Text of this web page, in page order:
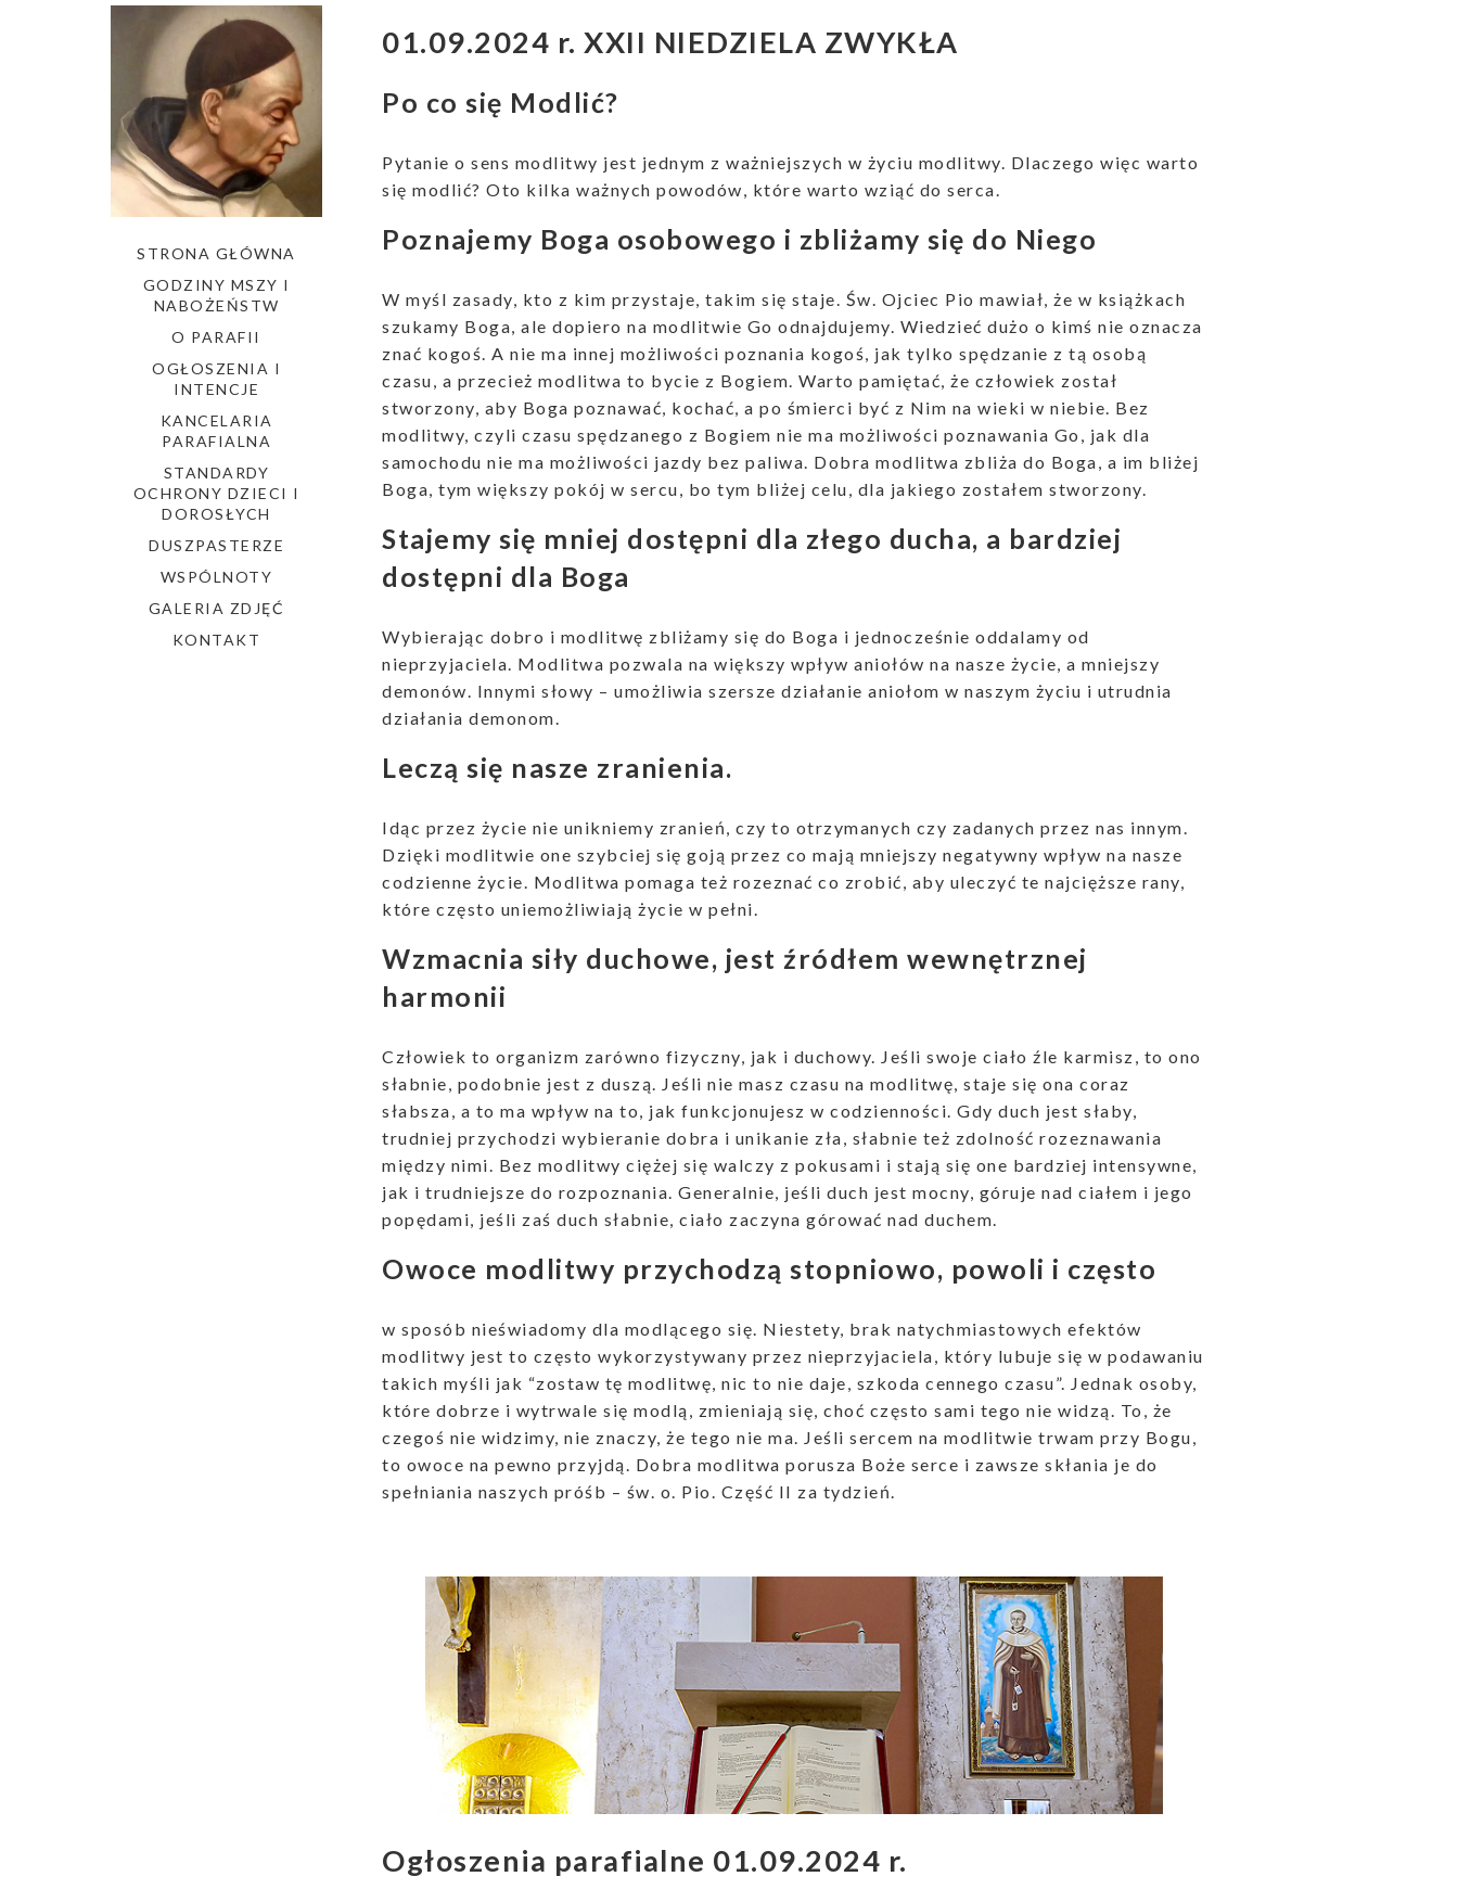
STRONA GŁÓWNA
GODZINY MSZY I
NABOŻEŃSTW
O PARAFII
OGŁOSZENIA I
INTENCJE
KANCELARIA
PARAFIALNA
STANDARDY
OCHRONY DZIECI I
DOROSŁYCH
DUSZPASTERZE
WSPÓLNOTY
GALERIA ZDJĘĆ
KONTAKT
01.09.2024 r. XXII NIEDZIELA ZWYKŁA
Po co się Modlić?
Pytanie o sens modlitwy jest jednym z ważniejszych w życiu modlitwy. Dlaczego więc warto
się modlić? Oto kilka ważnych powodów, które warto wziąć do serca.
Poznajemy Boga osobowego i zbliżamy się do Niego
W myśl zasady, kto z kim przystaje, takim się staje. Św. Ojciec Pio mawiał, że w książkach
szukamy Boga, ale dopiero na modlitwie Go odnajdujemy. Wiedzieć dużo o kimś nie oznacza
znać kogoś. A nie ma innej możliwości poznania kogoś, jak tylko spędzanie z tą osobą
czasu, a przecież modlitwa to bycie z Bogiem. Warto pamiętać, że człowiek został
stworzony, aby Boga poznawać, kochać, a po śmierci być z Nim na wieki w niebie. Bez
modlitwy, czyli czasu spędzanego z Bogiem nie ma możliwości poznawania Go, jak dla
samochodu nie ma możliwości jazdy bez paliwa. Dobra modlitwa zbliża do Boga, a im bliżej
Boga, tym większy pokój w sercu, bo tym bliżej celu, dla jakiego zostałem stworzony.
Stajemy się mniej dostępni dla złego ducha, a bardziej
dostępni dla Boga
Wybierając dobro i modlitwę zbliżamy się do Boga i jednocześnie oddalamy od
nieprzyjaciela. Modlitwa pozwala na większy wpływ aniołów na nasze życie, a mniejszy
demonów. Innymi słowy – umożliwia szersze działanie aniołom w naszym życiu i utrudnia
działania demonom.
Leczą się nasze zranienia.
Idąc przez życie nie unikniemy zranień, czy to otrzymanych czy zadanych przez nas innym.
Dzięki modlitwie one szybciej się goją przez co mają mniejszy negatywny wpływ na nasze
codzienne życie. Modlitwa pomaga też rozeznać co zrobić, aby uleczyć te najcięższe rany,
które często uniemożliwiają życie w pełni.
Wzmacnia siły duchowe, jest źródłem wewnętrznej
harmonii
Człowiek to organizm zarówno fizyczny, jak i duchowy. Jeśli swoje ciało źle karmisz, to ono
słabnie, podobnie jest z duszą. Jeśli nie masz czasu na modlitwę, staje się ona coraz
słabsza, a to ma wpływ na to, jak funkcjonujesz w codzienności. Gdy duch jest słaby,
trudniej przychodzi wybieranie dobra i unikanie zła, słabnie też zdolność rozeznawania
między nimi. Bez modlitwy ciężej się walczy z pokusami i stają się one bardziej intensywne,
jak i trudniejsze do rozpoznania. Generalnie, jeśli duch jest mocny, góruje nad ciałem i jego
popędami, jeśli zaś duch słabnie, ciało zaczyna górować nad duchem.
Owoce modlitwy przychodzą stopniowo, powoli i często
w sposób nieświadomy dla modlącego się. Niestety, brak natychmiastowych efektów
modlitwy jest to często wykorzystywany przez nieprzyjaciela, który lubuje się w podawaniu
takich myśli jak “zostaw tę modlitwę, nic to nie daje, szkoda cennego czasu”. Jednak osoby,
które dobrze i wytrwale się modlą, zmieniają się, choć często sami tego nie widzą. To, że
czegoś nie widzimy, nie znaczy, że tego nie ma. Jeśli sercem na modlitwie trwam przy Bogu,
to owoce na pewno przyjdą. Dobra modlitwa porusza Boże serce i zawsze skłania je do
spełniania naszych próśb – św. o. Pio. Część II za tydzień.
Ogłoszenia parafialne 01.09.2024 r.